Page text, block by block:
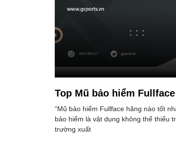
Top Mũ bảo hiểm
“Mũ bảo hiểm Fullface hãng nào tốt
bảo hiểm là vật dụng không thể thiếu
trường xuất